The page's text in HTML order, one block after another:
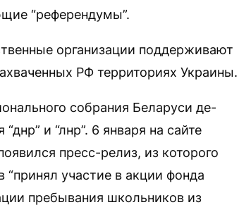
“референдумы”.
организации поддерживают
РФ территориях Украины.
собрания Беларуси де-
и “лнр”. 6 января на сайте
пресс-релиз, из которого
участие в акции фонда
пребывания школьников из